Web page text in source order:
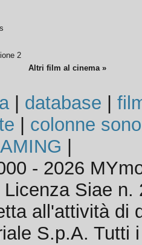
2
Altri film al cinema »
| database
colonne
- 2026
Siae n.
all'attività di
S.p.A. Tutti